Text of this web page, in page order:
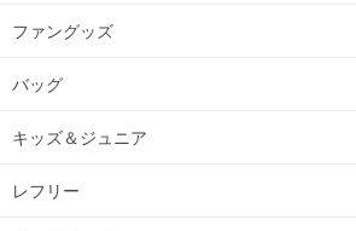
ファングッズ
バッグ
キッズ＆ジュニア
レフリー